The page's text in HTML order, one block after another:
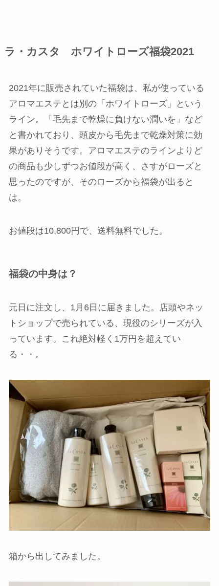
ラ・カスタ ホワイトローズ福袋2021
2021年に販売されていた福袋は、私が使っている
アロマエステとは別の「ホワイトローズ」
という
ライン。「毛先まで乾燥に負けない潤いを」など
と書かれており、頭皮から毛先まで乾燥対策に効
果がありそうです。アロマエステのラインよりど
の商品も少しずつお値段が高く、さすがローズと
思ったのですが、そのローズから福袋が出ると
は。
お値段は10,800円で、送料無料でした。
福袋の中身は？
元日に注文し、1月6日に届きました。店頭やネッ
トショップで売られている、現役のシリーズが入
っています。これ絶対軽く1万円を超えてい
る・・。
箱から出してみました。